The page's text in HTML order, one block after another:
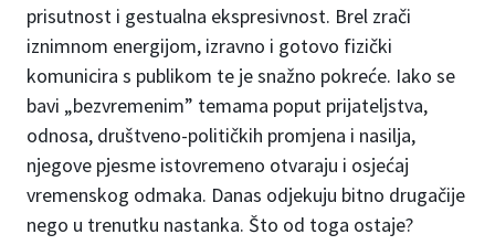
prisutnost i gestualna ekspresivnost. Brel zrači
iznimnom energijom, izravno i gotovo fizički
komunicira s publikom te je snažno pokreće. Iako se
bavi „bezvremenim” temama poput prijateljstva,
odnosa, društveno-političkih promjena i nasilja,
njegove pjesme istovremeno otvaraju i osjećaj
vremenskog odmaka. Danas odjekuju bitno drugačije
nego u trenutku nastanka. Što od toga ostaje?